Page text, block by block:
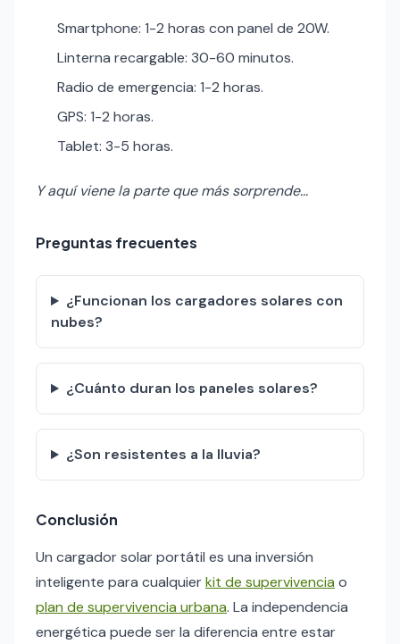
Smartphone: 1-2 horas con panel de 20W.
Linterna recargable: 30-60 minutos.
Radio de emergencia: 1-2 horas.
GPS: 1-2 horas.
Tablet: 3-5 horas.
Y aquí viene la parte que más sorprende...
Preguntas frecuentes
¿Funcionan los cargadores solares con
nubes?
¿Cuánto duran los paneles solares?
¿Son resistentes a la lluvia?
Conclusión
Un cargador solar portátil es una inversión
inteligente para cualquierkit de supervivencia o
plan de supervivencia urbana. La independencia
energética puede ser la diferencia entre estar